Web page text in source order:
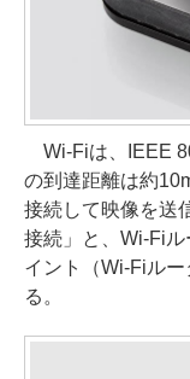
Wi-Fiは、IEEE
の到達距離は約
接続して映像を送
接続」と、Wi-Fi
イント（Wi-Fiル
る。